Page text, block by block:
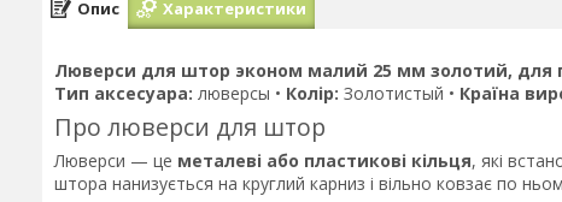
Опис Характеристики
Люверси для штор эконом малий 25 мм золотий, для
Тип аксесуара: люверсы • Колір: Золотистый • Країна
Про люверси для штор
Люверси — це металеві або пластикові кільця, які
штора нанизується на круглий карниз і вільно ковзає по